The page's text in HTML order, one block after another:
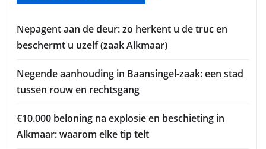
Nepagent aan de deur: zo herkent u de truc en
beschermt u uzelf (zaak Alkmaar)
Negende aanhouding in Baansingel-zaak: een stad
tussen rouw en rechtsgang
€10.000 beloning na explosie en beschieting in
Alkmaar: waarom elke tip telt